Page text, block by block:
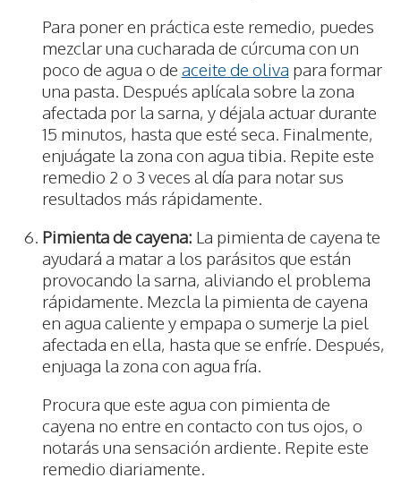
Para poner en práctica este remedio, puedes
mezclar una cucharada de cúrcuma con un
poco de agua o de aceite de oliva para formar
una pasta. Después aplícala sobre la zona
afectada por la sarna, y déjala actuar durante
15 minutos, hasta que esté seca. Finalmente,
enjuágate la zona con agua tibia. Repite este
remedio 2 o 3 veces al día para notar sus
resultados más rápidamente.
Pimienta de cayena: La pimienta de cayena te
ayudará a matar a los parásitos que están
provocando la sarna, aliviando el problema
rápidamente. Mezcla la pimienta de cayena
en agua caliente y empapa o sumerje la piel
afectada en ella, hasta que se enfríe. Después,
enjuaga la zona con agua fría.
Procura que este agua con pimienta de
cayena no entre en contacto con tus ojos, o
notarás una sensación ardiente. Repite este
remedio diariamente.